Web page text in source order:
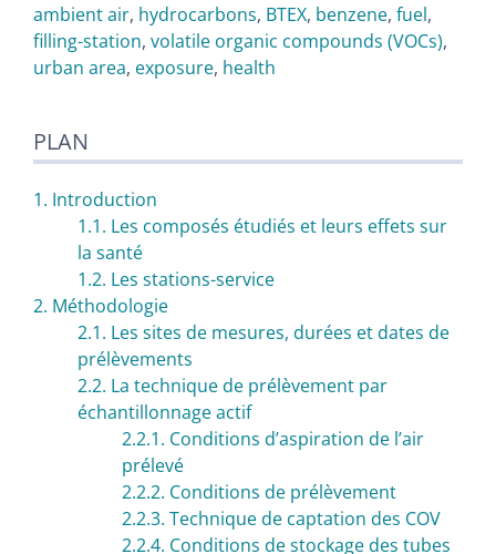
ambient air, hydrocarbons, BTEX, benzene, fuel,
filling-station, volatile organic compounds (VOCs),
urban area, exposure, health
PLAN
1. Introduction
1.1. Les composés étudiés et leurs effets sur
la santé
1.2. Les stations-service
2. Méthodologie
2.1. Les sites de mesures, durées et dates de
prélèvements
2.2. La technique de prélèvement par
échantillonnage actif
2.2.1. Conditions d’aspiration de l’air
prélevé
2.2.2. Conditions de prélèvement
2.2.3. Technique de captation des COV
2.2.4. Conditions de stockage des tubes